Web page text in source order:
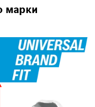
марки